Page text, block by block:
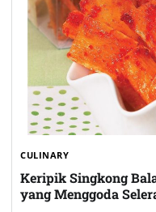
CULINARY
Keripik Singkong
yang Menggoda